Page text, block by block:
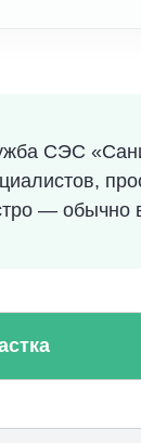
СЭС
— обычно